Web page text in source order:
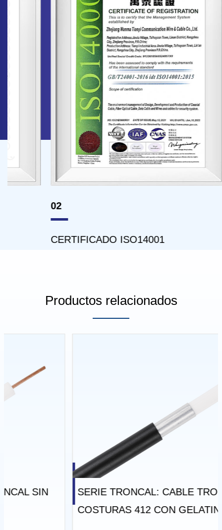
CERTIFICADO ISO14001
Productos relacionados
SERIE TRONCAL: CABLE TRONCAL SIN
COSTURAS 412 CON GELATINA